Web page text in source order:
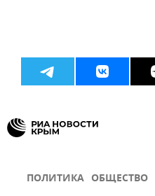
ПОЛИТИКА ОБЩЕСТВО